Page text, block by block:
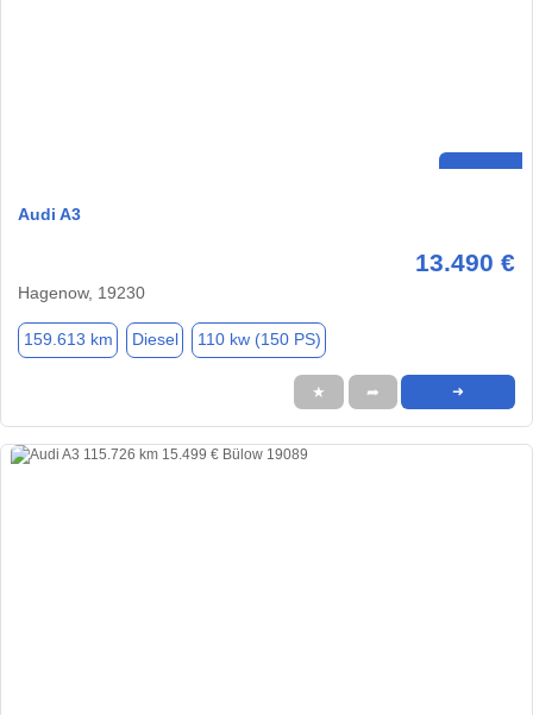
Audi A3
13.490 €
Hagenow, 19230
159.613 km Diesel 110 kw (150 PS)
★ ➦ ➜